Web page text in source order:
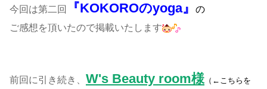
今回は第二回 『KOKOROのyoga』
の
ご感想を頂いたので掲載いたします
前回に引き続き、 W's Beauty room様（←こちらを